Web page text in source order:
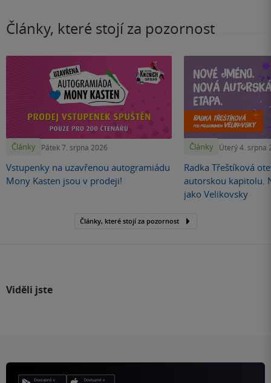
Články, které stojí za pozornost
Články Pátek 7. srpna 2026
Vstupenky na uzavřenou autogramiádu
Mony Kasten jsou v prodeji!
Články Úterý 4. srpna
Radka Třeštíková
autorskou kapitolu.
jako Velikovsky
Články, které stojí za pozornost
Viděli jste